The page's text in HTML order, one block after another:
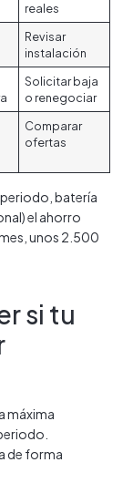
reales
Revisar
instalación
Solicitar baja
o renegociar
Comparar
ofertas
batería
el ahorro
unos 2.500
si tu
máxima
de forma